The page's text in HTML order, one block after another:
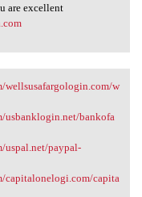
are excellent
wellsusafargologin.com/w
usbanklogin.net/bankofa
uspal.net/paypal-
capitalonelogi.com/capita